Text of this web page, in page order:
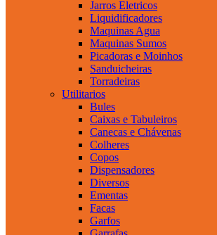
Jarros Eletricos
Liquidificadores
Maquinas Agua
Maquinas Sumos
Picadoras e Moinhos
Sanduicheiras
Torradeiras
Utilitarios
Bules
Caixas e Tabuleiros
Canecas e Chávenas
Colheres
Copos
Dispensadores
Diversos
Ementas
Facas
Garfos